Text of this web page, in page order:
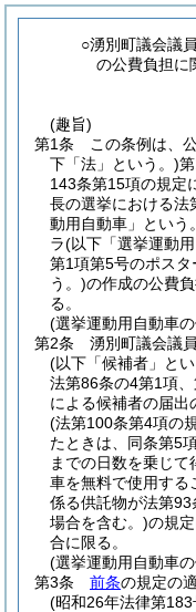
○湧別町議会議
の公費負担に
(趣旨)
第1条
この条例は、
下「法」という。)
143条第15項の規定
長の選挙における法
動用自動車」という
ラ(以下「選挙運動
第1項第5号のポスタ
う。)の作成の公費
る。
(選挙運動用自動車
第2条
湧別町議会議
(以下「候補者」と
法第86条の4第1項
による候補者の届出
(法第100条第4項の
たときは、同条第5
までの日数を乗じ
車を無料で使用する
係る供託物が法第93
場合を含む。)の規
合に限る。
(選挙運動用自動車
第3条
前条の規定の
(昭和26年法律第183